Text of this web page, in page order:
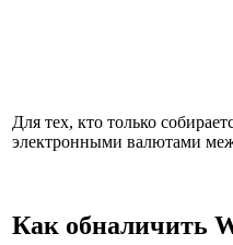
Для тех, кто только
электронными валютами
Как обналичить